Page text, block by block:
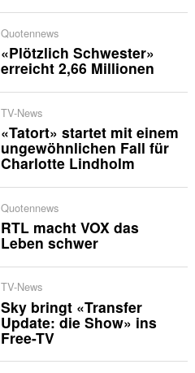
Quotennews
«Plötzlich Schwester»
erreicht 2,66 Millionen
TV-News
«Tatort» startet mit einem
ungewöhnlichen Fall für
Charlotte Lindholm
Quotennews
RTL macht VOX das
Leben schwer
TV-News
Sky bringt «Transfer
Update: die Show» ins
Free-TV